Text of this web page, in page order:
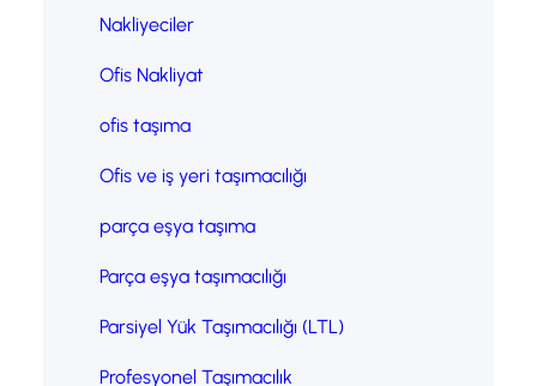
Nakliyeciler
Ofis Nakliyat
ofis taşıma
Ofis ve iş yeri taşımacılığı
parça eşya taşıma
Parça eşya taşımacılığı
Parsiyel Yük Taşımacılığı (LTL)
Profesyonel Taşımacılık